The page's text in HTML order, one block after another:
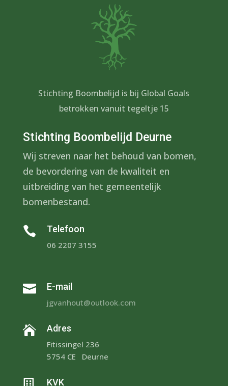
Stichting Boombelijd is bij Global Goals
betrokken vanuit tegeltje 15
Stichting Boombelijd Deurne
Wij streven naar het behoud van bomen,
de bevordering van de kwaliteit en
uitbreiding van het gemeentelijk
bomenbestand.
 Telefoon
06 2207 3155
 E-mail
jgvanhout@outlook.com
 Adres
Fitissingel 236
5754 CE Deurne
KVK